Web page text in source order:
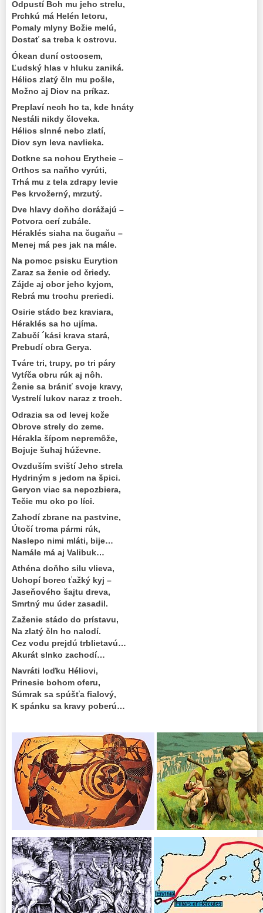
Odpustí Boh mu jeho strelu,
Prchkú má Helén letoru,
Pomaly mlyny Božie melú,
Dostať sa treba k ostrovu.
Ókean duní ostoosem,
Ľudský hlas v hluku zaniká.
Hélios zlatý čln mu pošle,
Možno aj Diov na príkaz.
Preplaví nech ho ta, kde hnáty
Nestáli nikdy človeka.
Hélios slnné nebo zlatí,
Diov syn leva navlieka.
Dotkne sa nohou Erytheie –
Orthos sa naňho vyrúti,
Trhá mu z tela zdrapy levie
Pes krvožerný, mrzutý.
Dve hlavy doňho dorážajú –
Potvora cerí zubále.
Héraklés siaha na čugaňu –
Menej má pes jak na mále.
Na pomoc psisku Eurytion
Zaraz sa ženie od čriedy.
Zájde aj obor jeho kyjom,
Rebrá mu trochu preriedi.
Osirie stádo bez kraviara,
Héraklés sa ho ujíma.
Zabučí ´kási krava stará,
Prebudí obra Gerya.
Tváre tri, trupy, po tri páry
Vytŕča obru rúk aj nôh.
Ženie sa brániť svoje kravy,
Vystrelí lukov naraz z troch.
Odrazia sa od levej kože
Obrove strely do zeme.
Hérakla šípom nepremôže,
Bojuje šuhaj húževne.
Ovzduším sviští Jeho strela
Hydriným s jedom na špici.
Geryon viac sa nepozbiera,
Tečie mu oko po líci.
Zahodí zbrane na pastvine,
Útočí troma pármi rúk,
Naslepo nimi mláti, bije…
Namále má aj Valibuk…
Athéna doňho silu vlieva,
Uchopí borec ťažký kyj –
Jaseňového šajtu dreva,
Smrtný mu úder zasadil.
Zaženie stádo do prístavu,
Na zlatý čln ho nalodí.
Cez vodu prejdú trblietavú…
Akurát slnko zachodí…
Navráti loďku Héliovi,
Prinesie bohom oferu,
Súmrak sa spúšťa fialový,
K spánku sa kravy poberú…